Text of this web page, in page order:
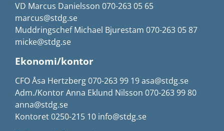
VD Marcus Danielsson 070-263 05 65
marcus@stdg.se
Muddringschef Michael Bjurestam 070-263 05 87
micke@stdg.se
Ekonomi/kontor
CFO Åsa Hertzberg 070-263 99 19 asa@stdg.se
Adm./Kontor Anna Eklund Nilsson 070-263 99 80
anna@stdg.se
Kontoret 0250-215 10 info@stdg.se